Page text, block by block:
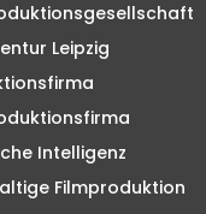
Leipzig
Intelligenz
Filmproduktion